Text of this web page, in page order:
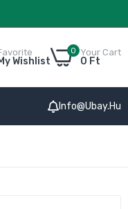
Wishlist
0 Your Cart
0 Ft
Info@ubay.hu